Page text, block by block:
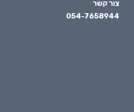
צור קשר
054-7658944